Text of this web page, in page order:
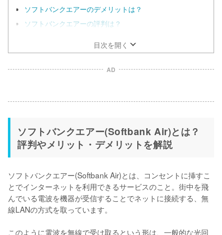
ソフトバンクエアーのデメリットは？
ソフトバンクエアーの評判は？
目次を開く
AD
ソフトバンクエアー(Softbank Air)とは？
評判やメリット・デメリットを解説
ソフトバンクエアー(Softbank Air)とは、コンセントに挿すこ
とでインターネットを利用できるサービスのこと。街中を飛
んでいる電波を機器が受信することでネットに接続する、無
線LANの方式を取っています。
このように電波を無線で受け取るという形は、一般的な光回